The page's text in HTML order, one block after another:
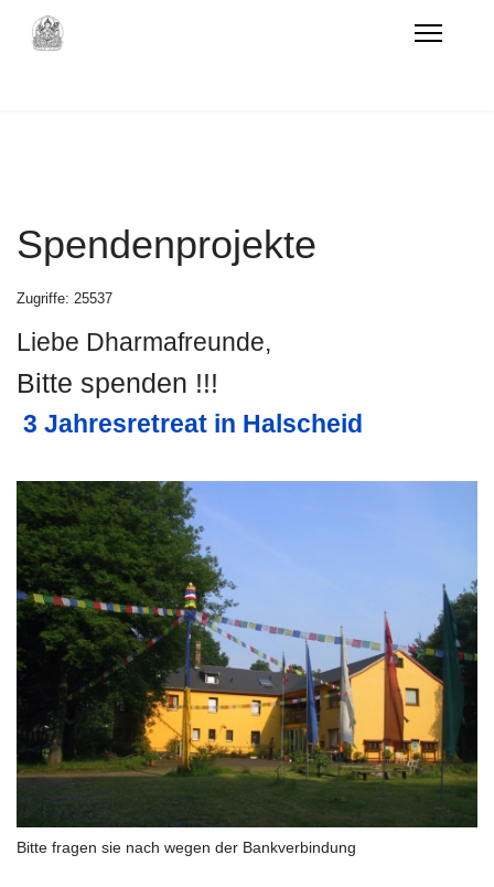
Spendenprojekte
Zugriffe: 25537
Liebe Dharmafreunde,
Bitte spenden !!!
3 Jahresretreat in Halscheid
Bitte fragen sie nach wegen der Bankverbindung